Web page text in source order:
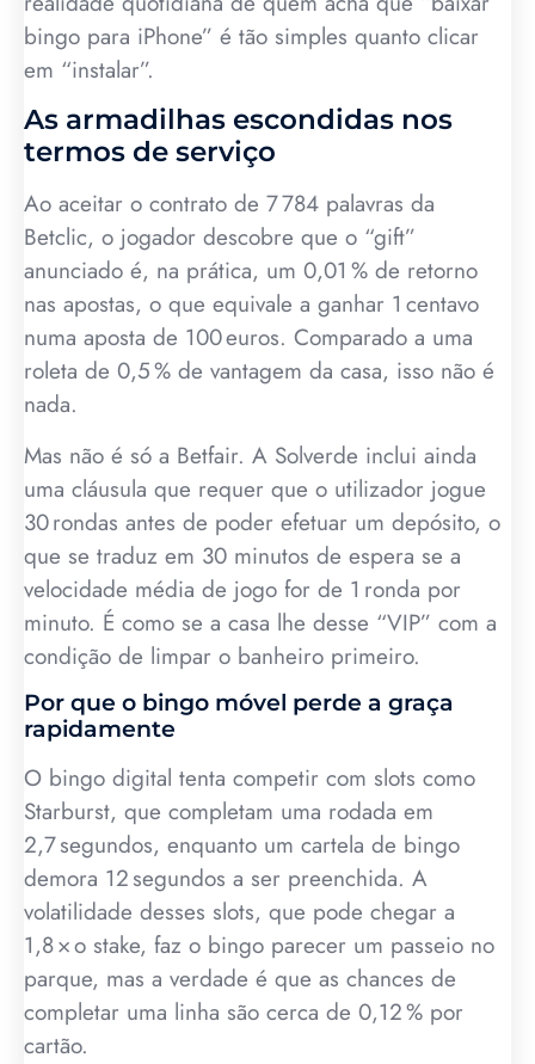
bingo para iPhone” é tão simples quanto clicar
em “instalar”.
As armadilhas escondidas nos
termos de serviço
Ao aceitar o contrato de 7 784 palavras da
Betclic, o jogador descobre que o “gift”
anunciado é, na prática, um 0,01 % de retorno
nas apostas, o que equivale a ganhar 1 centavo
numa aposta de 100 euros. Comparado a uma
roleta de 0,5 % de vantagem da casa, isso não é
nada.
Mas não é só a Betfair. A Solverde inclui ainda
uma cláusula que requer que o utilizador jogue
30 rondas antes de poder efetuar um depósito, o
que se traduz em 30 minutos de espera se a
velocidade média de jogo for de 1 ronda por
minuto. É como se a casa lhe desse “VIP” com a
condição de limpar o banheiro primeiro.
Por que o bingo móvel perde a graça
rapidamente
O bingo digital tenta competir com slots como
Starburst, que completam uma rodada em
2,7 segundos, enquanto um cartela de bingo
demora 12 segundos a ser preenchida. A
volatilidade desses slots, que pode chegar a
1,8 × o stake, faz o bingo parecer um passeio no
parque, mas a verdade é que as chances de
completar uma linha são cerca de 0,12 % por
cartão.